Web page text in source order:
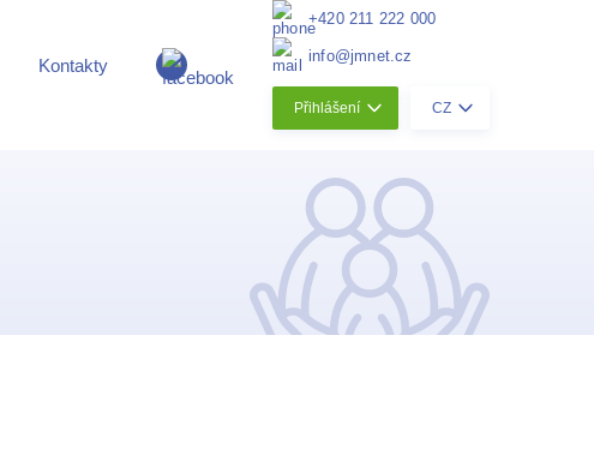
Kontakty
+420 211 222 000
info@jmnet.cz
Přihlášení CZ